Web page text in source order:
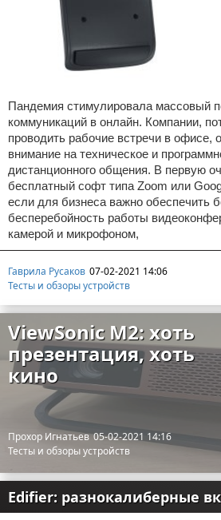
Пандемия стимулировала массовый
коммуникаций в онлайн. Компании,
проводить рабочие встречи в офисе,
внимание на техническое и
дистанционного общения. В первую
бесплатный софт типа Zoom или
если для бизнеса важно обеспечить
бесперебойность работы
камерой и микрофоном,
Гаврила Русаков 07-02-2021 14:06
Тесты и обзоры устройств
ViewSonic M2: хоть
презентация, хоть
кино
Прохор Игнатьев 05-02-2021 14:16
Тесты и обзоры устройств
Edifier: разнокалиберные